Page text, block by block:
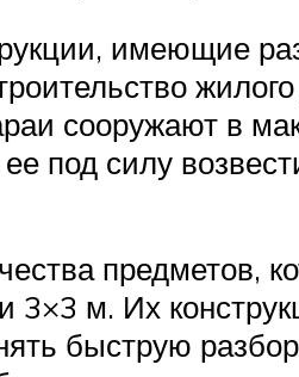
имеющие
сооружают в
под силу
предметов,
м. Их
быструю